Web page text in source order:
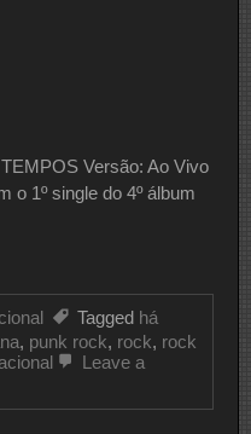
Versão: Ao Vivo
o 1º single do 4º álbum
Tagged há
, punk rock, rock, rock
Leave a